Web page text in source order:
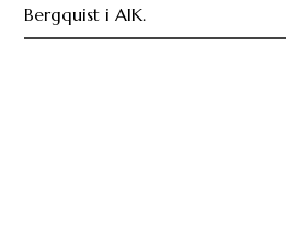
Bergquist i AIK.